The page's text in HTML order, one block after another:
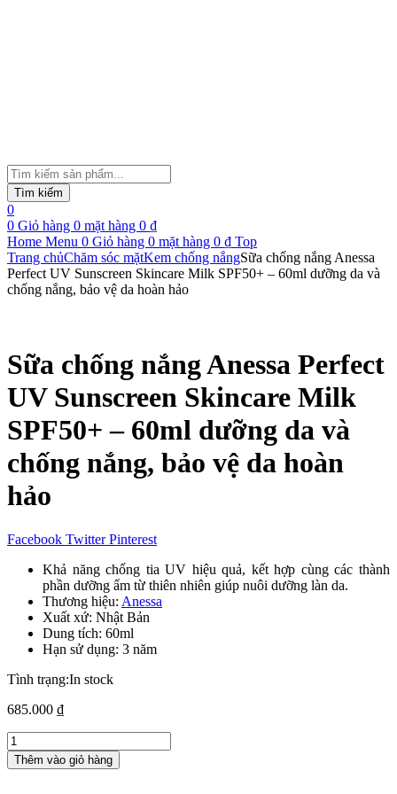
Tìm
kiếm
sản
phẩm
Tìm kiếm
0
0 Giỏ hàng 0 mặt hàng 0 ₫
Home Menu 0 Giỏ hàng 0 mặt hàng 0 ₫ Top
Trang chủChăm sóc mặtKem chống nắngSữa chống nắng Anessa
Perfect UV Sunscreen Skincare Milk SPF50+ – 60ml dưỡng da và
chống nắng, bảo vệ da hoàn hảo
Sữa chống nắng Anessa Perfect
UV Sunscreen Skincare Milk
SPF50+ – 60ml dưỡng da và
chống nắng, bảo vệ da hoàn
hảo
Facebook Twitter Pinterest
Khả năng chống tia UV hiệu quả, kết hợp cùng các thành
phần dưỡng ẩm từ thiên nhiên giúp nuôi dưỡng làn da.
Thương hiệu: Anessa
Xuất xứ: Nhật Bản
Dung tích: 60ml
Hạn sử dụng: 3 năm
Tình trạng:In stock
685.000 ₫
Sữa
chống
nắng
Thêm vào giỏ hàng